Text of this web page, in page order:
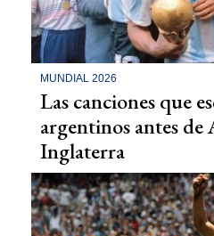
MUNDIAL 2026
Las canciones que
argentinos antes de
Inglaterra